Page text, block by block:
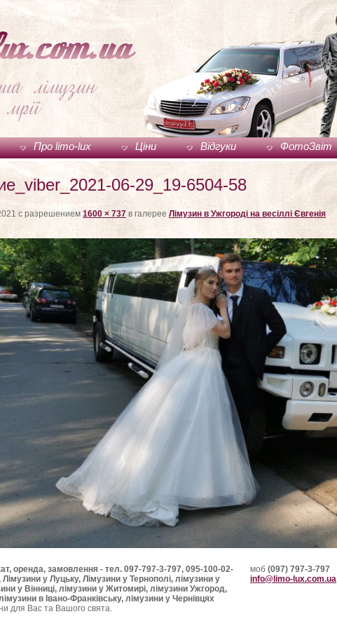
Про limo-lux Ціни Відгуки ФотоЗвіт
06-29_19-6504-58
с разрешением 1600 × 737 в галерее Лімузин в Ужгороді на весіллі Євгенія
оренда, замовлення - тел. 097-797-3-797, 095-100-02-
у Луцьку, Лімузини у Тернополі, лімузини у
у Вінниці, лімузини у Житомирі, лімузини Ужгород,
в Івано-Франківську, лімузини у Чернівцях
для Вас та Вашого свята.
моб (097) 797-3-797
info@limo-lux.com.ua